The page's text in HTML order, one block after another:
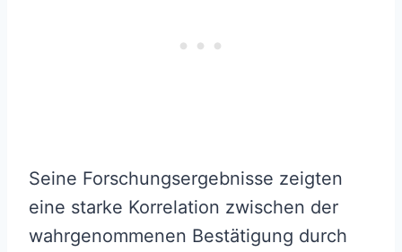
Seine Forschungsergebnisse zeigten
eine starke Korrelation zwischen der
wahrgenommenen Bestätigung durch